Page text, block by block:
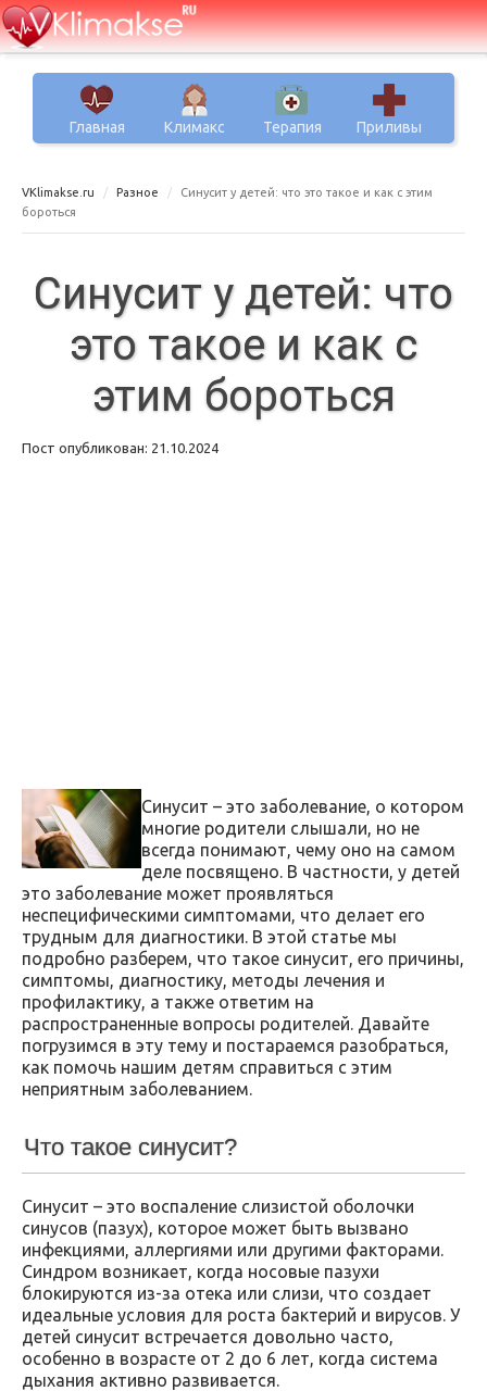
Главная Климакс Терапия Приливы
VKlimakse.ru Разное
Синусит у детей: что это такое и как с этим
бороться
Синусит у детей: что
это такое и как с
этим бороться
Пост опубликован: 21.10.2024
Синусит – это заболевание, о котором
многие родители слышали, но не
всегда понимают, чему оно на самом
деле посвящено. В частности, у детей
это заболевание может проявляться
неспецифическими симптомами, что делает его
трудным для диагностики. В этой статье мы
подробно разберем, что такое синусит, его причины,
симптомы, диагностику, методы лечения и
профилактику, а также ответим на
распространенные вопросы родителей. Давайте
погрузимся в эту тему и постараемся разобраться,
как помочь нашим детям справиться с этим
неприятным заболеванием.
Что такое синусит?
Синусит – это воспаление слизистой оболочки
синусов (пазух), которое может быть вызвано
инфекциями, аллергиями или другими факторами.
Синдром возникает, когда носовые пазухи
блокируются из-за отека или слизи, что создает
идеальные условия для роста бактерий и вирусов. У
детей синусит встречается довольно часто,
особенно в возрасте от 2 до 6 лет, когда система
дыхания активно развивается.